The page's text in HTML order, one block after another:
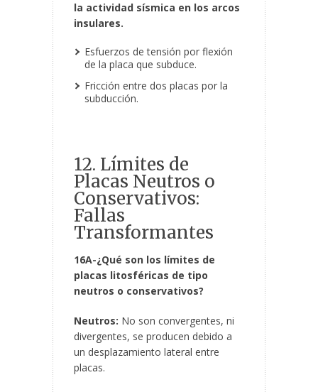
la actividad sísmica en los arcos
insulares.
Esfuerzos de tensión por flexión
de la placa que subduce.
Fricción entre dos placas por la
subducción.
12. Límites de
Placas Neutros o
Conservativos:
Fallas
Transformantes
16A-¿Qué son los límites de
placas litosféricas de tipo
neutros o conservativos?
Neutros: No son convergentes, ni
divergentes, se producen debido a
un desplazamiento lateral entre
placas.